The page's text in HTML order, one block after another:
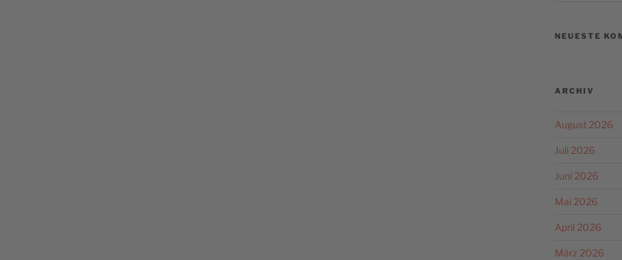
NEUESTE
ARCHIV
August 2026
Juli 2026
Juni 2026
Mai 2026
April 2026
März 2026